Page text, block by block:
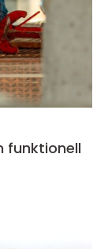
funktionell